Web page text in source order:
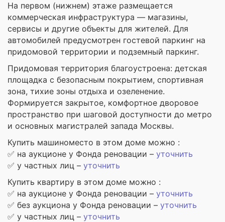
На первом (нижнем) этаже размещается
коммерческая инфраструктура — магазины,
сервисы и другие объекты для жителей. Для
автомобилей предусмотрен гостевой паркинг на
придомовой территории и подземный паркинг.
Придомовая территория благоустроена: детская
площадка с безопасным покрытием, спортивная
зона, тихие зоны отдыха и озеленение.
Формируется закрытое, комфортное дворовое
пространство при шаговой доступности до метро
и основных магистралей запада Москвы.
Купить машиноместо в этом доме можно :
✅ на аукционе у Фонда реновации – уточнить
✅ у частных лиц – уточнить
Купить квартиру в этом доме можно :
✅ на аукционе у Фонда реновации – уточнить
✅ без аукциона у Фонда реновации – уточнить
✅ у частных лиц – уточнить